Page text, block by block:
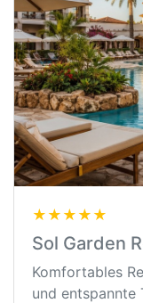
★★★★★
Sol Garden
Komfortables
und entspannte